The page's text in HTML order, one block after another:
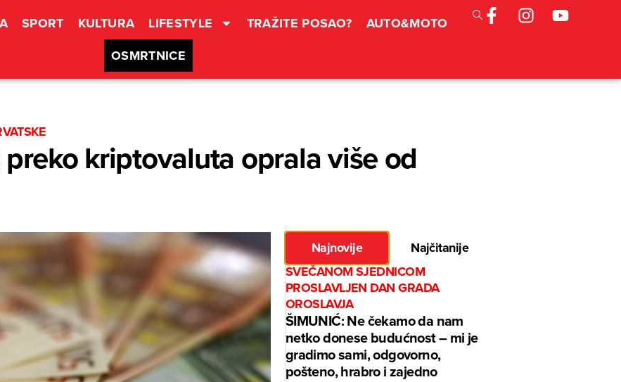
SPORT KULTURA LIFESTYLE TRAŽITE POSAO?
AUTO&MOTO
OSMRTNICE
kriptovaluta oprala više od
Najnovije
Najčitanije
SVEČANOM SJEDNICOM
PROSLAVLJEN DAN GRADA
OROSLAVJA
ŠIMUNIĆ: Ne čekamo da nam
netko donese budućnost – mi je
gradimo sami, odgovorno,
pošteno, hrabro i zajedno